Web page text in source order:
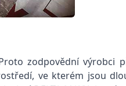
zodpovědní výrobci
ve kterém jsou